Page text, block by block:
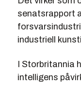
senatsrapport
industriell
I Storbritannia
intelligens